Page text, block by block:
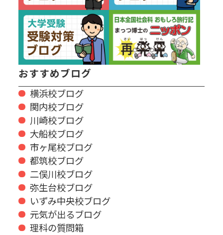
おすすめブログ
横浜校ブログ
関内校ブログ
川崎校ブログ
大船校ブログ
市ヶ尾校ブログ
都筑校ブログ
二俣川校ブログ
弥生台校ブログ
いずみ中央校ブログ
元気が出るブログ
理科の質問箱